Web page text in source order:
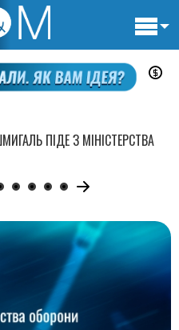
ПІДЕ З МІНІСТЕРСТВА